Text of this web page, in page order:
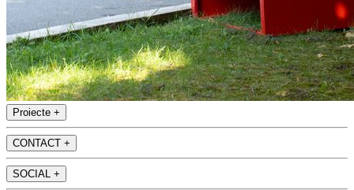
Proiecte +
CONTACT +
SOCIAL +